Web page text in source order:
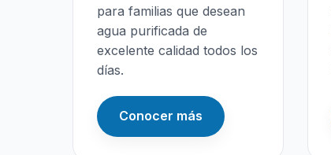
para familias que desean
agua purificada de
excelente calidad todos los
días.
Conocer más